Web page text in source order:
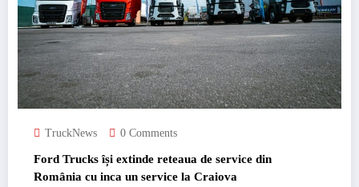
TruckNews 0 Comments
Ford Trucks își extinde reteaua de service din
România cu inca un service la Craiova